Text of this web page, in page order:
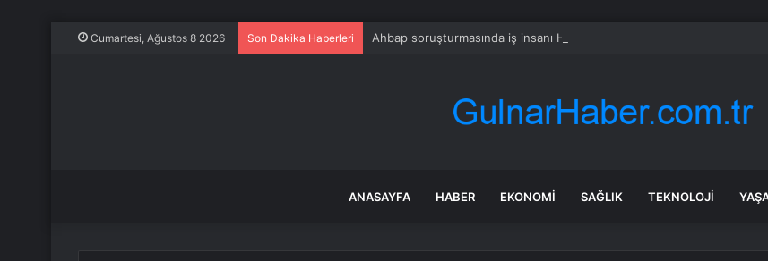
Cumartesi, Ağustos 8 2026 Son Dakika Haberleri Ahbap soruşturmasında iş insanı Hüseyin Başaran’a tutuklama talebi
ANASAYFA HABER EKONOMI SAĞLIK TEKNOLOJI